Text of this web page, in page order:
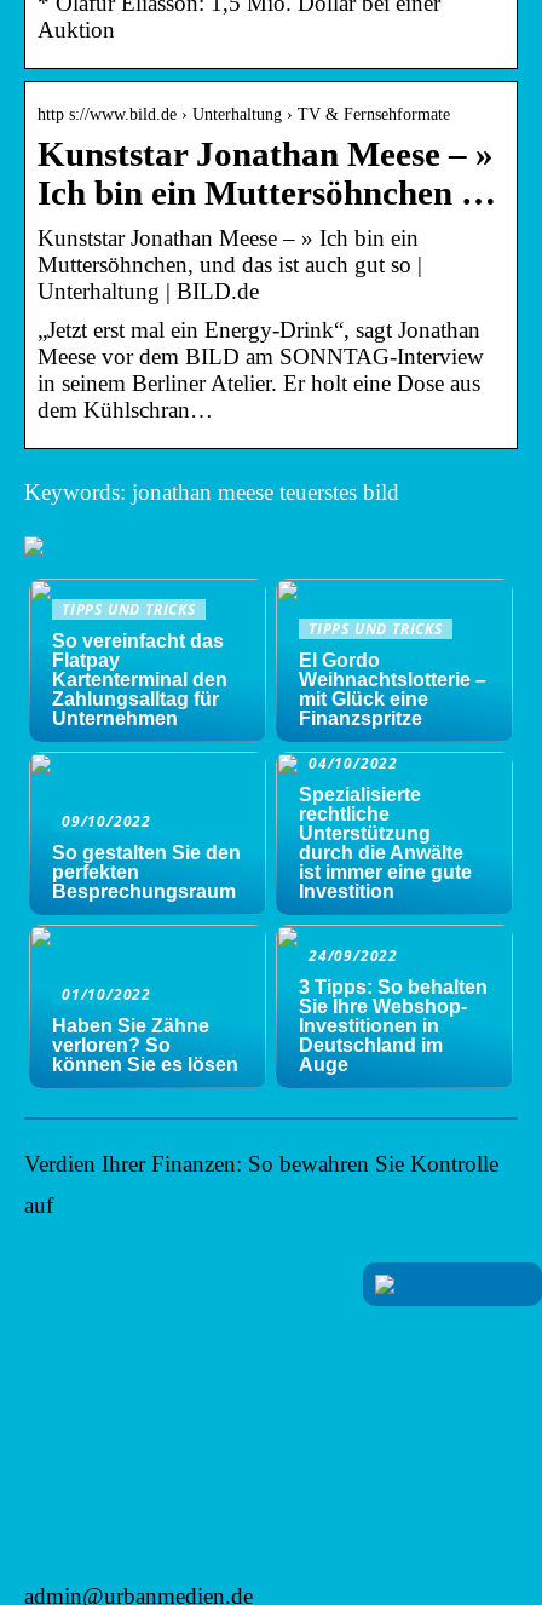
Auktion
http s://www.bild.de › Unterhaltung › TV & Fernsehformate
Kunststar Jonathan Meese – »
Ich bin ein Muttersöhnchen …
Kunststar Jonathan Meese – » Ich bin ein
Muttersöhnchen, und das ist auch gut so |
Unterhaltung | BILD.de
„Jetzt erst mal ein Energy-Drink“, sagt Jonathan
Meese vor dem BILD am SONNTAG-Interview
in seinem Berliner Atelier. Er holt eine Dose aus
dem Kühlschran…
Keywords: jonathan meese teuerstes bild
TIPPS UND TRICKS
So vereinfacht das
Flatpay
Kartenterminal den
Zahlungsalltag für
Unternehmen
TIPPS UND TRICKS
El Gordo
Weihnachtslotterie –
mit Glück eine
Finanzspritze
09/10/2022
So gestalten Sie den
perfekten
Besprechungsraum
04/10/2022
Spezialisierte
rechtliche
Unterstützung
durch die Anwälte
ist immer eine gute
Investition
01/10/2022
Haben Sie Zähne
verloren? So
können Sie es lösen
24/09/2022
3 Tipps: So behalten
Sie Ihre Webshop-
Investitionen in
Deutschland im
Auge
Verdien Ihrer Finanzen: So bewahren Sie Kontrolle
auf
admin@urbanmedien.de